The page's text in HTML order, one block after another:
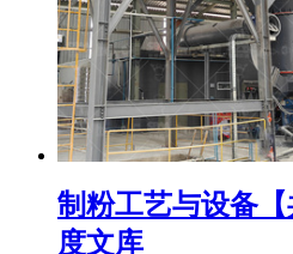
制粉工艺与设备
度文库